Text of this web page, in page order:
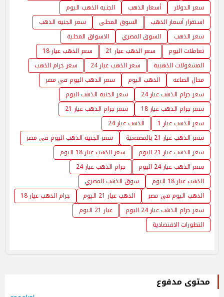
سعر الدولار
أسعار الذهب
الجنيه الذهب اليوم
استقرار أسعار الذهب
السوق المحلى
سعر الجنيه الذهب
سعر الذهب
السوق المصري
الاسواق المحلية
تعاملات اليوم
سعر الذهب عيار 21
سعر الذهب عيار 18
المشغولات الذهبية
سعر الذهب عيار 24
سعر جرام الذهب
محال الصاغه
الذهب اليوم
سعر الذهب اليوم في مصر
سعر جرام الذهب عيار 24
سعر الجنيه الذهب اليوم
سعر جرام الذهب عيار 18
سعر جرام الذهب عيار 21
سعر الذهب عيار 1
الذهب عيار 24
سعر الذهب عيار 21 بالمصنعية
سعر الجنيه الذهب اليوم في مصر
سعر الذهب عيار 21 اليوم
سعر الذهب عيار 18 اليوم
سعر الذهب عيار 24 اليوم
جرام الذهب عيار 24
الذهب عيار 18 اليوم
سوق الذهب المصري
الذهب اليوم في مصر
الذهب عيار 21 اليوم
جرام الذهب عيار 18
سعر جرام الذهب عيار 24 اليوم
عيار 21 اليوم
التطورات الاقتصادية
محتوى مدفوع